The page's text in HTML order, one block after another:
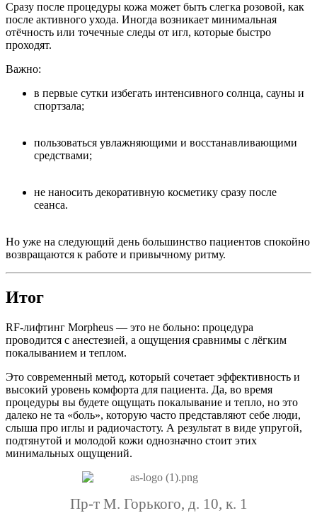
Сразу после процедуры кожа может быть слегка розовой, как
после активного ухода. Иногда возникает минимальная
отёчность или точечные следы от игл, которые быстро
проходят.
Важно:
в первые сутки избегать интенсивного солнца, сауны и
спортзала;
пользоваться увлажняющими и восстанавливающими
средствами;
не наносить декоративную косметику сразу после
сеанса.
Но уже на следующий день большинство пациентов спокойно
возвращаются к работе и привычному ритму.
Итог
RF-лифтинг Morpheus — это не больно: процедура
проводится с анестезией, а ощущения сравнимы с лёгким
покалыванием и теплом.
Это современный метод, который сочетает эффективность и
высокий уровень комфорта для пациента. Да, во время
процедуры вы будете ощущать покалывание и тепло, но это
далеко не та «боль», которую часто представляют себе люди,
слыша про иглы и радиочастоту. А результат в виде упругой,
подтянутой и молодой кожи однозначно стоит этих
минимальных ощущений.
Пр-т М. Горького, д. 10, к. 1